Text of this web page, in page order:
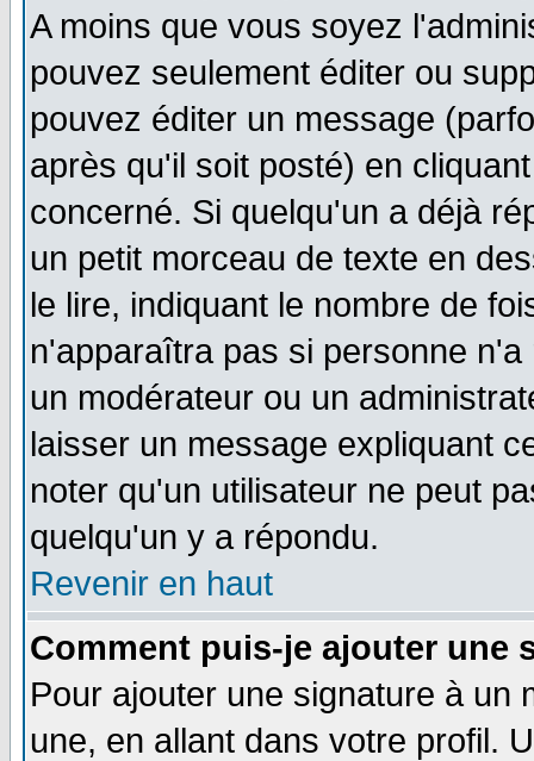
A moins que vous soyez
pouvez seulement éditer ou
pouvez éditer un message
après qu'il soit posté) en
concerné. Si quelqu'un a déjà
un petit morceau de texte en
le lire, indiquant le nombre de
n'apparaîtra pas si personne
un modérateur ou un
laisser un message expliquant
noter qu'un utilisateur ne peut
quelqu'un y a répondu.
Revenir en haut
Comment puis-je ajouter une
Pour ajouter une signature à un
une, en allant dans votre profil.